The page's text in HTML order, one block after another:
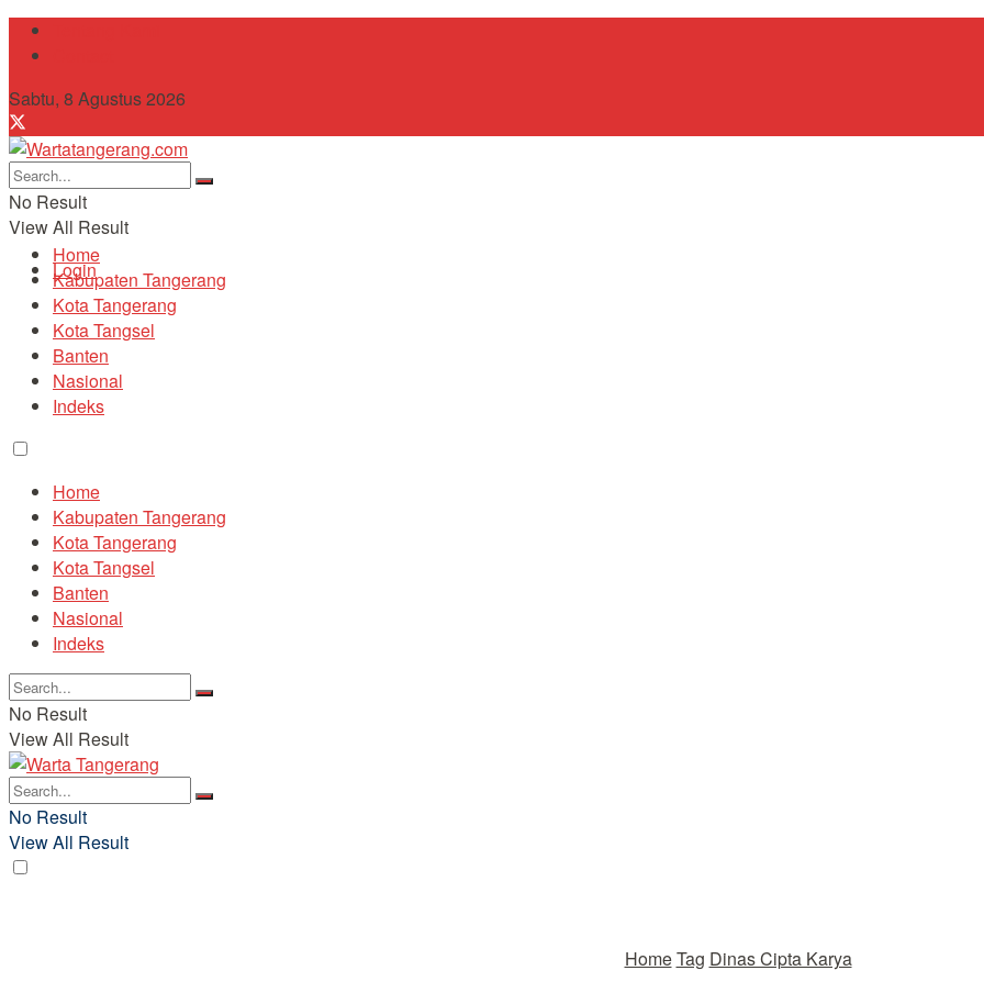
Sabtu, 8 Agustus 2026
No Result
View All Result
Login
Home
Kabupaten Tangerang
Kota Tangerang
Kota Tangsel
Banten
Nasional
Indeks
Home
Kabupaten Tangerang
Kota Tangerang
Kota Tangsel
Banten
Nasional
Indeks
No Result
View All Result
No Result
View All Result
HomeTag Dinas Cipta Karya